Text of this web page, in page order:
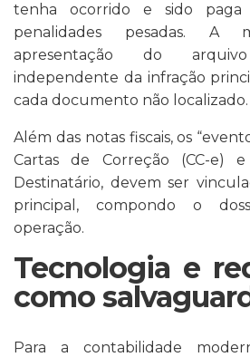
tenha ocorrido e sido
penalidades pesadas.
apresentação do
independente da infração
cada documento não localizado.
Além das notas fiscais, os
Cartas de Correção (CC-e)
Destinatário, devem ser
principal, compondo o
operação.
Tecnologia e
como
Para a contabilidade